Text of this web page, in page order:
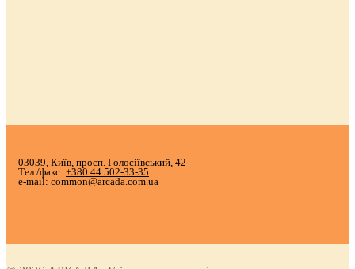
03039, Київ, просп. Голосіївський, 42
Тел./факс: +380 44 502-33-35
e-mail: common@arcada.com.ua